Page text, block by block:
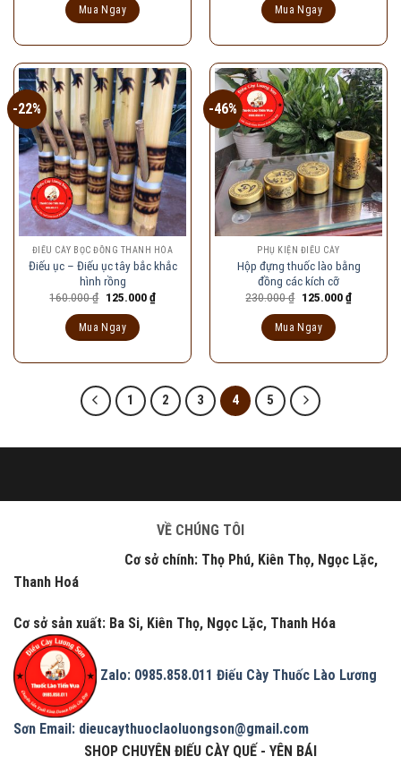
1.700.000 ₫.
Mua Ngay
750.000 ₫.
Mua Ngay
-22%
ĐIẾU CÀY BỌC ĐỒNG THANH HÓA
Điếu ục – Điếu ục tây bắc khắc
hình rồng
160.000₫ Giá
là:
160.000 ₫.
125.000₫Giá
hiện
Mua Ngay
-46%
PHỤ KIỆN ĐIẾU CÀY
Hộp đựng thuốc lào bằng
đồng các kích cỡ
230.000₫ Giá
là:
230.000 ₫.
125.000₫Giá
hiện
Mua Ngay
1 2 3 4 5
VỀ CHÚNG TÔI
Cơ sở chính: Thọ Phú, Kiên Thọ, Ngọc Lặc,
Thanh Hoá
Cơ sở sản xuất: Ba Si, Kiên Thọ, Ngọc Lặc, Thanh Hóa
Zalo: 0985.858.011 Điếu Cày Thuốc Lào Lương
Sơn Email: dieucaythuoclaoluongson@gmail.com
SHOP CHUYÊN ĐIẾU CÀY QUẾ - YÊN BÁI